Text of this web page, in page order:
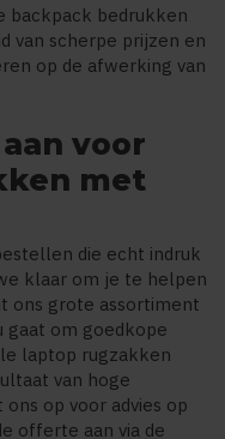
backpack bedrukken
van scherpe prijzen en
op de afwerking van
voor
met
die echt indruk
klaar om je te helpen
ons grote assortiment
gaat om goedkope
laptop rugzakken
van hoge
ons op voor advies op
offerte aan via de